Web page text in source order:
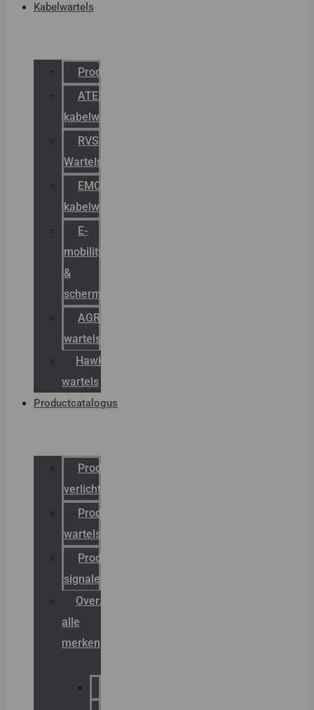
Kabelwartels
Productcatalogus
ATEX
kabelwartels
RVS
Wartels
EMC
kabelwartels
E-
mobility
&
schermstromen
AGRO
wartels
Hawke
wartels
Productcatalogus
Productcatalogus
verlichting
Productcatalogus
wartels
Productcatalogus
signalering
Overzicht
alle
merken